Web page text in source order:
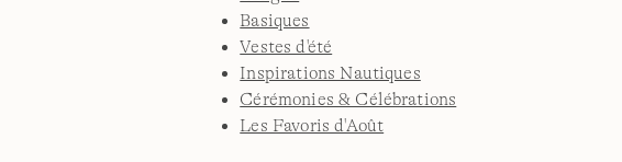
Basiques
Vestes d'été
Inspirations Nautiques
Cérémonies & Célébrations
Les Favoris d'Août